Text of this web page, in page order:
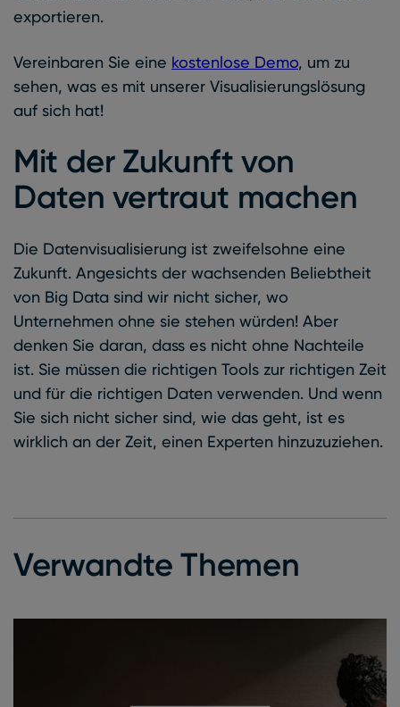
exportieren.
Vereinbaren Sie eine kostenlose Demo, um zu
sehen, was es mit unserer Visualisierungslösung
auf sich hat!
Mit der Zukunft von
Daten vertraut machen
Die Datenvisualisierung ist zweifelsohne eine
Zukunft. Angesichts der wachsenden Beliebtheit
von Big Data sind wir nicht sicher, wo
Unternehmen ohne sie stehen würden! Aber
denken Sie daran, dass es nicht ohne Nachteile
ist. Sie müssen die richtigen Tools zur richtigen Zeit
und für die richtigen Daten verwenden. Und wenn
Sie sich nicht sicher sind, wie das geht, ist es
wirklich an der Zeit, einen Experten hinzuzuziehen.
Verwandte Themen